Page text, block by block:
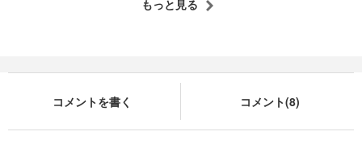
もっと見る
コメントを書く コメント(8)